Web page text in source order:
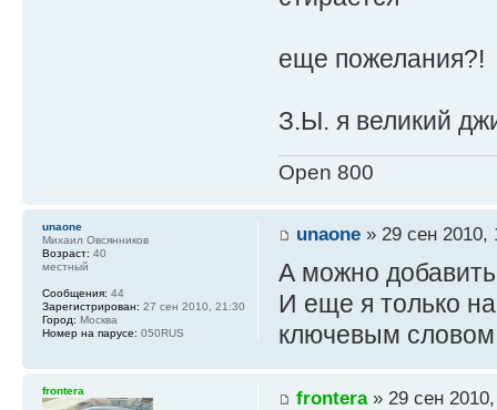
еще пожелания?!
З.Ы. я великий
Open 800
unaone» 29 сен 2010,
А можно
И еще я только
ключевым
unaone
Михаил Овсянников
Возраст: 40
местный
Сообщения: 44
Зарегистрирован: 27 сен 2010, 21:30
Город: Москва
Номер на парусе: 050RUS
frontera» 29 сен
frontera